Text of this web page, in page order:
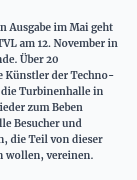
Ausgabe im Mai geht
am 12. November in
Über 20
Künstler der Techno-
die Turbinenhalle in
zum Beben
Besucher und
die Teil von dieser
wollen, vereinen.